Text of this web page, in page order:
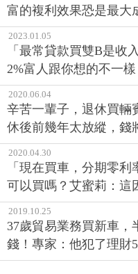
富的複利效果恐是最大
2023.01.05
「最常貸款買雙B是收
2%富人跟你想的不一
2020.06.04
辛苦一輩子，退休買輛
休後前幾年太放縱，錢
2020.04.30
「現在買車，分期零利
可以買嗎？艾蜜莉：這
2019.10.25
37歲貿易業務買新車，
錢！專家：他犯了理財5